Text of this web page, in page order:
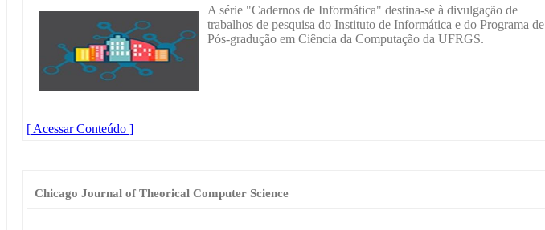
A série "Cadernos de Informática" destina-se à divulgação de
trabalhos de pesquisa do Instituto de Informática e do Programa de
Pós-gradução em Ciência da Computação da UFRGS.
[ Acessar Conteúdo ]
Chicago Journal of Theorical Computer Science